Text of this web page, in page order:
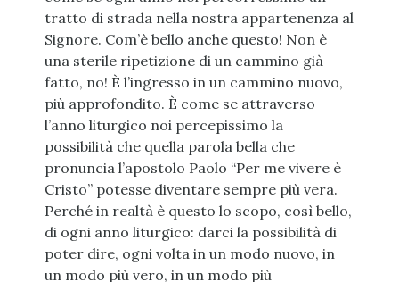
tratto di strada nella nostra appartenenza al
Signore. Com’è bello anche questo! Non è
una sterile ripetizione di un cammino già
fatto, no! È l’ingresso in un cammino nuovo,
più approfondito. È come se attraverso
l’anno liturgico noi percepissimo la
possibilità che quella parola bella che
pronuncia l’apostolo Paolo “Per me vivere è
Cristo” potesse diventare sempre più vera.
Perché in realtà è questo lo scopo, così bello,
di ogni anno liturgico: darci la possibilità di
poter dire, ogni volta in un modo nuovo, in
un modo più vero, in un modo più